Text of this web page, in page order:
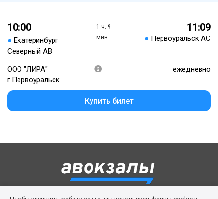
10:00
● Екатеринбург
Северный АВ
1 ч. 9
мин.
11:09
● Первоуральск АС
ООО "ЛИРА"
г.Первоуральск
ежедневно
Купить билет